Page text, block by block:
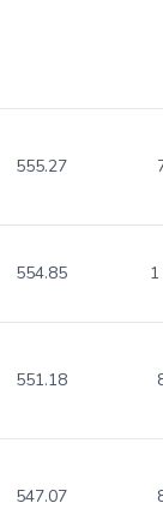
555.27
554.85
551.18
547.07